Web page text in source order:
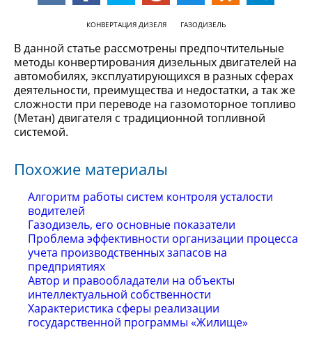
КОНВЕРТАЦИЯ ДИЗЕЛЯ ГАЗОДИЗЕЛЬ
В данной статье рассмотрены предпочтительные
методы конвертирования дизельных двигателей на
автомобилях, эксплуатирующихся в разных сферах
деятельности, преимущества и недостатки, а так же
сложности при переводе на газомоторное топливо
(Метан) двигателя с традиционной топливной
системой.
Похожие материалы
Алгоритм работы систем контроля усталости
водителей
Газодизель, его основные показатели
Проблема эффективности организации процесса
учета производственных запасов на
предприятиях
Автор и правообладатели на объекты
интеллектуальной собственности
Характеристика сферы реализации
государственной программы «Жилище»